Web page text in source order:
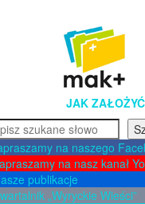
JAK
na naszego
na nasz kanał
publikacje
„Wyryckie Wieści”